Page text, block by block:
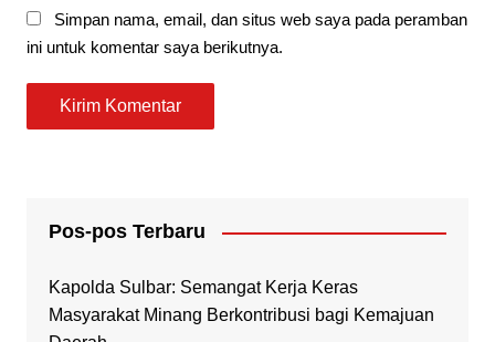
Simpan nama, email, dan situs web saya pada peramban
ini untuk komentar saya berikutnya.
Pos-pos Terbaru
Kapolda Sulbar: Semangat Kerja Keras
Masyarakat Minang Berkontribusi bagi Kemajuan